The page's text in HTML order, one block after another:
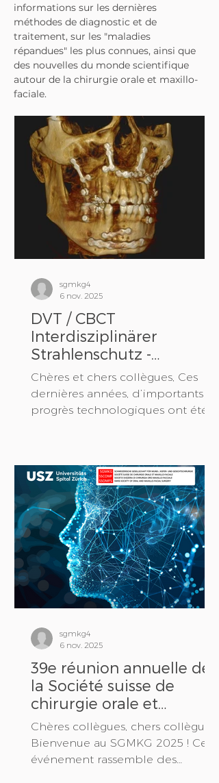
informations sur les dernières
méthodes de diagnostic et de
traitement, sur les "maladies
répandues" les plus connues, ainsi que
des nouvelles du monde scientifique
autour de la chirurgie orale et maxillo-
faciale.
DVT / CBCT
Interdisziplinärer
Strahlenschutz -
Sachverständigenkurs
2025
Chères et chers collègues, Ces
dernières années, d’importants
progrès technologiques ont été
de la tomodensitométrie à
faisceau en éventail (TDM/CT), ces
progrès ont apporté de multiples
innovations dans le domaine de
la tomodensitométrie à faisceau
conique (CBCT)/tomographie
volumique numérisée (TVN),
comprenant également de
nombreux aspects positifs en
sgmkg4
6 nov. 2025
39e réunion annuelle de
la Société suisse de
chirurgie orale et
maxillo-faciale
Chères collègues, chers collègues,
Bienvenue au SGMKG 2025 ! Cet
événement rassemble des
sgmkg4
6 nov. 2025